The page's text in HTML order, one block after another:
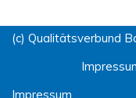
(c) Qualitätsverbund
Impressum